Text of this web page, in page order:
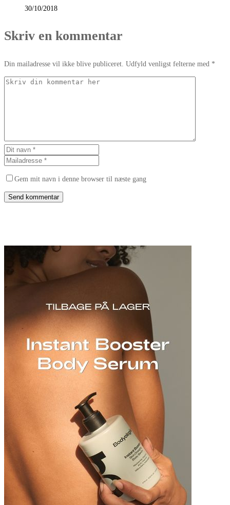
30/10/2018
Skriv en kommentar
Din mailadresse vil ikke blive publiceret. Udfyld venligst felterne med *
Gem mit navn i denne browser til næste gang